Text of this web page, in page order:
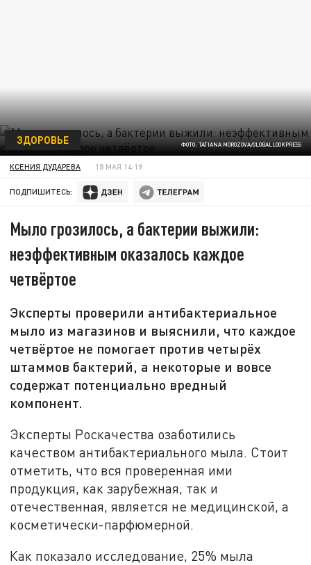
ФОТО: TATIANA MOROZOVA/GLOBALLOOKPRESS
ЗДОРОВЬЕ
КСЕНИЯ ДУДАРЕВА 18 МАЯ 14:19
ПОДПИШИТЕСЬ:
Мыло грозилось, а бактерии выжили:
неэффективным оказалось каждое
четвёртое
Эксперты проверили антибактериальное
мыло из магазинов и выяснили, что каждое
четвёртое не помогает против четырёх
штаммов бактерий, а некоторые и вовсе
содержат потенциально вредный
компонент.
Эксперты Роскачества озаботились
качеством антибактериального мыла. Стоит
отметить, что вся проверенная ими
продукция, как зарубежная, так и
отечественная, является не медицинской, а
косметически-парфюмерной.
Как показало исследование, 25% мыла